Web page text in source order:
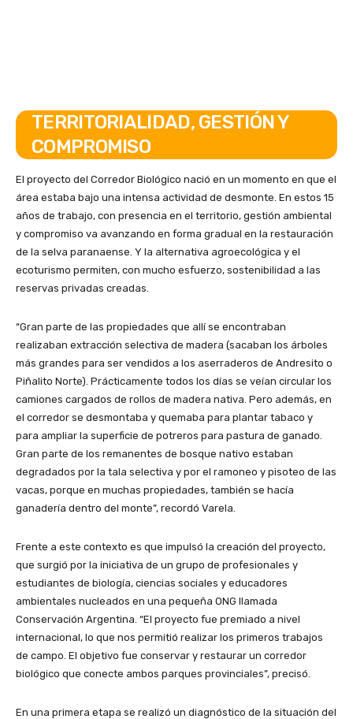
TERRITORIALIDAD, GESTIÓN Y
COMPROMISO
El proyecto del Corredor Biológico nació en un momento en que el
área estaba bajo una intensa actividad de desmonte. En estos 15
años de trabajo, con presencia en el territorio, gestión ambiental
y compromiso va avanzando en forma gradual en la restauración
de la selva paranaense. Y la alternativa agroecológica y el
ecoturismo permiten, con mucho esfuerzo, sostenibilidad a las
reservas privadas creadas.
“Gran parte de las propiedades que allí se encontraban
realizaban extracción selectiva de madera (sacaban los árboles
más grandes para ser vendidos a los aserraderos de Andresito o
Piñalito Norte). Prácticamente todos los días se veían circular los
camiones cargados de rollos de madera nativa. Pero además, en
el corredor se desmontaba y quemaba para plantar tabaco y
para ampliar la superficie de potreros para pastura de ganado.
Gran parte de los remanentes de bosque nativo estaban
degradados por la tala selectiva y por el ramoneo y pisoteo de las
vacas, porque en muchas propiedades, también se hacía
ganadería dentro del monte”, recordó Varela.
Frente a este contexto es que impulsó la creación del proyecto,
que surgió por la iniciativa de un grupo de profesionales y
estudiantes de biología, ciencias sociales y educadores
ambientales nucleados en una pequeña ONG llamada
Conservación Argentina. “El proyecto fue premiado a nivel
internacional, lo que nos permitió realizar los primeros trabajos
de campo. El objetivo fue conservar y restaurar un corredor
biológico que conecte ambos parques provinciales”, precisó.
En una primera etapa se realizó un diagnóstico de la situación del